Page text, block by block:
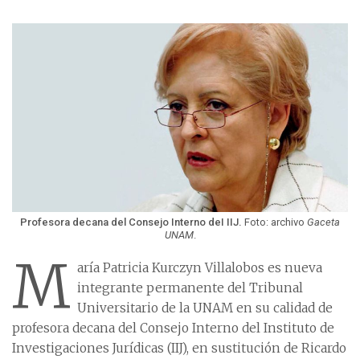
Profesora decana del Consejo Interno deI IIJ. Foto: archivo Gaceta
UNAM.
M aría Patricia Kurczyn Villalobos es nueva
integrante permanente del Tribunal
Universitario de la UNAM en su calidad de
profesora decana del Consejo Interno del Instituto de
Investigaciones Jurídicas (IIJ), en sustitución de Ricardo